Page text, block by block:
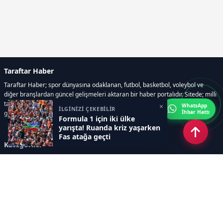
İLGİNİZİ ÇEKEBİLİR
Formula 1 için iki ülke
yarışta! Ruanda kriz yaşarken
Fas atağa geçti
×
Taraftar Haber
Taraftar Haber; spor dünyasına odaklanan, futbol, basketbol, voleybol ve
diğer branşlardan güncel gelişmeleri aktaran bir haber portalıdır. Sitede; milli
takım maçları, Dünya Kupası haberleri, EuroLeague karşılaşmaları, transfer
gelişmeleri, sporcuların biyografileri, anketler yer almaktadır.
Kategoriler
WhatsApp
İhbar Hattı